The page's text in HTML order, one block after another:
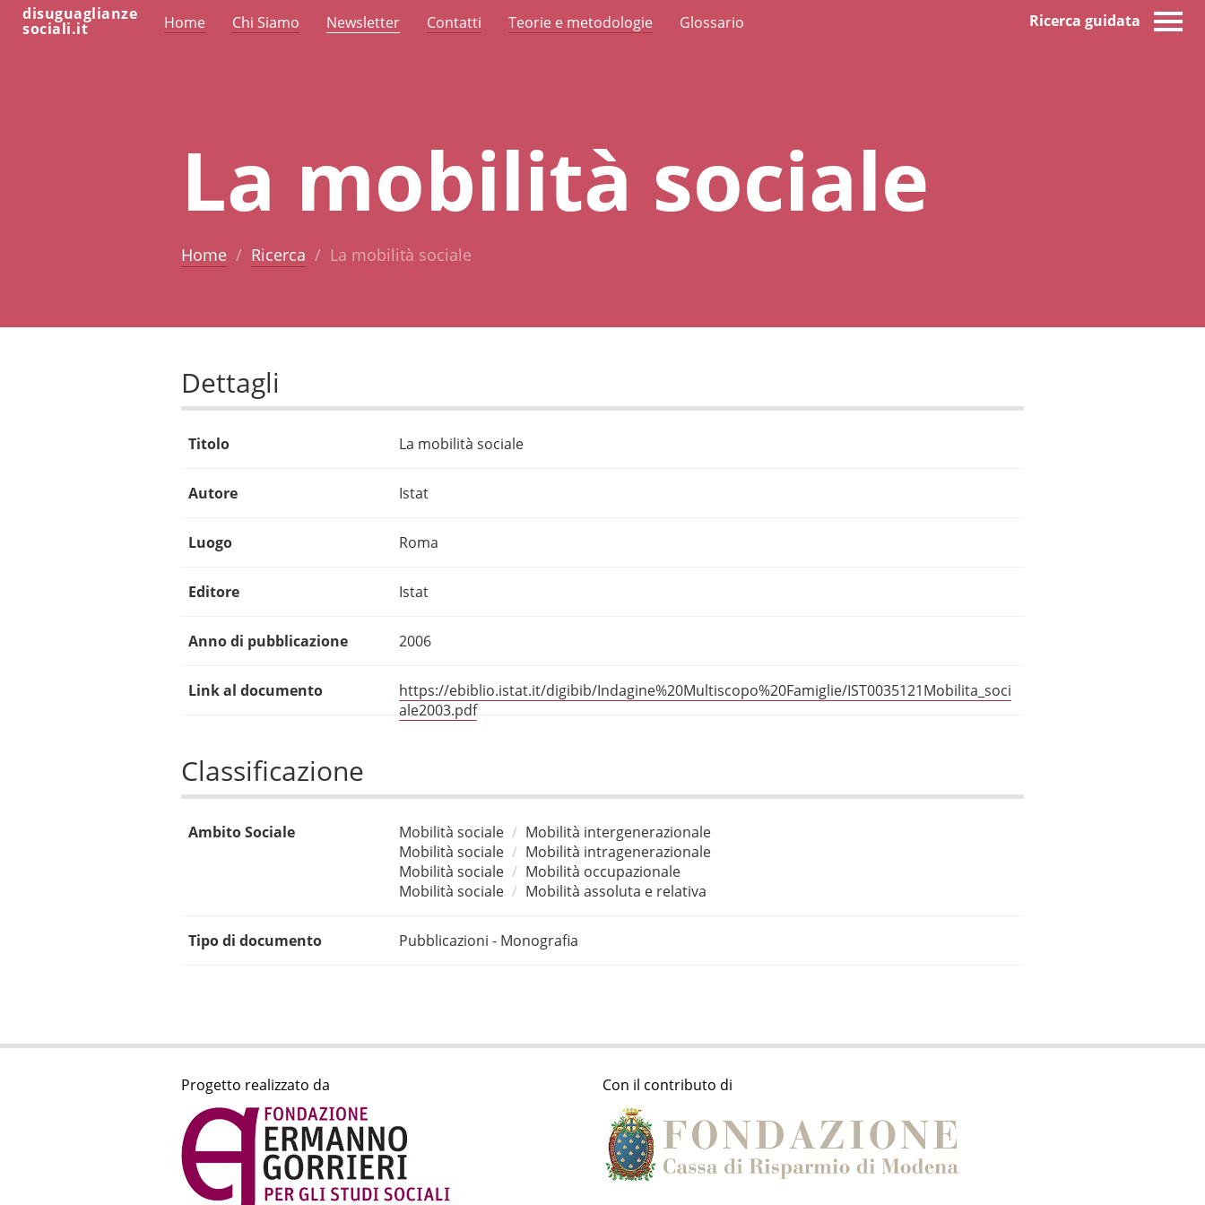
disuguaglianze
sociali.it Home Chi Siamo Newsletter Contatti Teorie e metodologie Glossario Ricerca guidata
La mobilità sociale
Home Ricerca La mobilità sociale
Dettagli
Titolo La mobilità sociale
Autore Istat
Luogo Roma
Editore Istat
Anno di pubblicazione 2006
Link al documento
https://ebiblio.istat.it/digibib/Indagine%20Multiscopo%20Famiglie/IST0035121Mobilita_soci
ale2003.pdf
Classificazione
Ambito Sociale Mobilità sociale
Mobilità intergenerazionale
Mobilità sociale
Mobilità intragenerazionale
Mobilità sociale
Mobilità occupazionale
Mobilità sociale
Mobilità assoluta e relativa
Tipo di documento Pubblicazioni - Monografia
Progetto realizzato da Con il contributo di